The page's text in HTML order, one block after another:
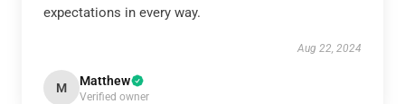
expectations in every way.
Aug 22, 2024
M Matthew
Verified owner